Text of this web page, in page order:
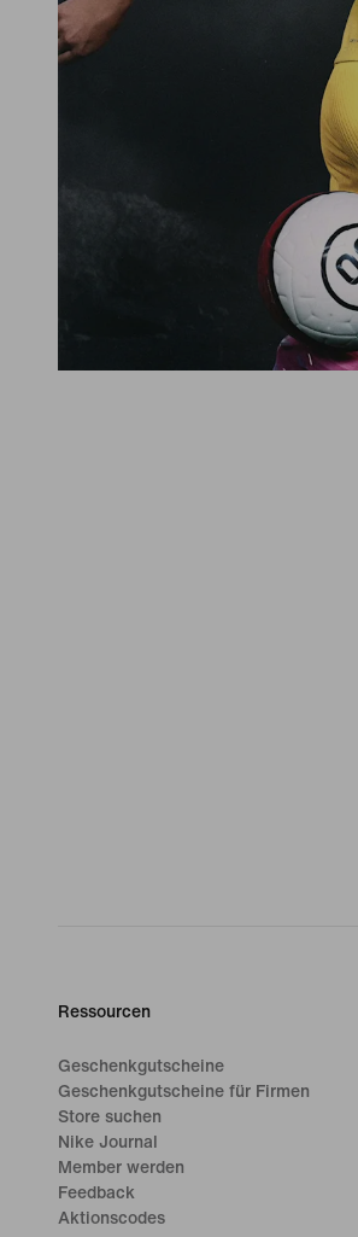
Ressourcen
Geschenkgutscheine
Geschenkgutscheine für Firmen
Store suchen
Nike Journal
Member werden
Feedback
Aktionscodes